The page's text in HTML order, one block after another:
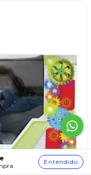
Entendido